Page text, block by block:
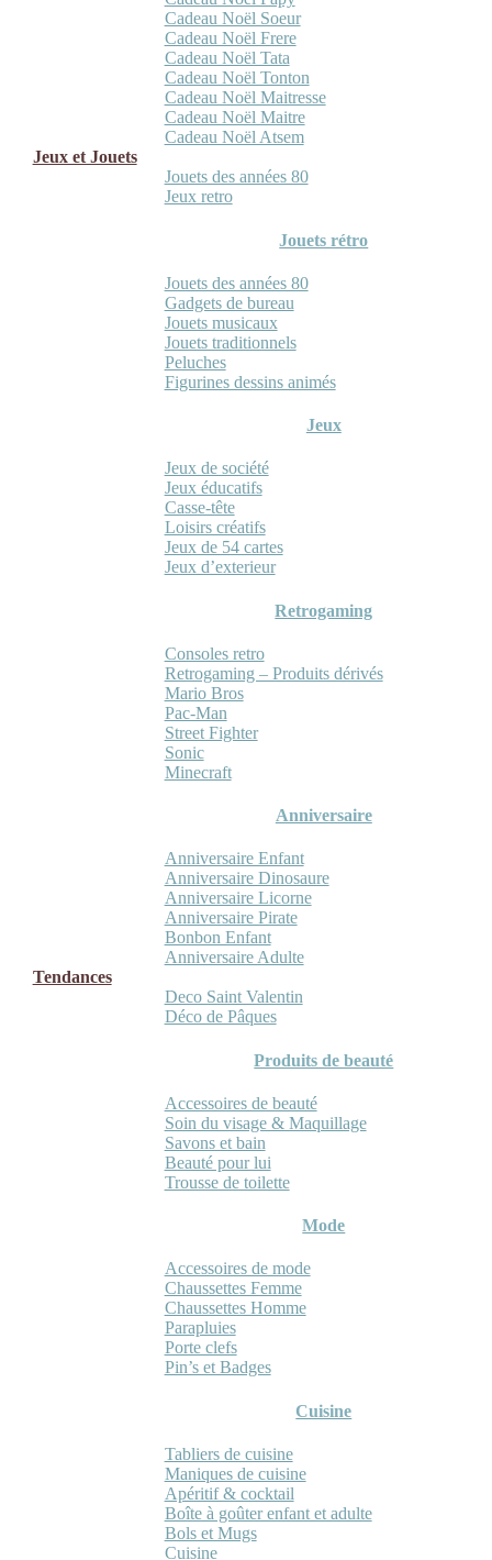
Cadeau Noël Soeur
Cadeau Noël Frere
Cadeau Noël Tata
Cadeau Noël Tonton
Cadeau Noël Maitresse
Cadeau Noël Maitre
Cadeau Noël Atsem
Jeux et Jouets
Jouets des années 80
Jeux retro
Jouets rétro
Jouets des années 80
Gadgets de bureau
Jouets musicaux
Jouets traditionnels
Peluches
Figurines dessins animés
Jeux
Jeux de société
Jeux éducatifs
Casse-tête
Loisirs créatifs
Jeux de 54 cartes
Jeux d’exterieur
Retrogaming
Consoles retro
Retrogaming – Produits dérivés
Mario Bros
Pac-Man
Street Fighter
Sonic
Minecraft
Anniversaire
Anniversaire Enfant
Anniversaire Dinosaure
Anniversaire Licorne
Anniversaire Pirate
Bonbon Enfant
Anniversaire Adulte
Tendances
Deco Saint Valentin
Déco de Pâques
Produits de beauté
Accessoires de beauté
Soin du visage & Maquillage
Savons et bain
Beauté pour lui
Trousse de toilette
Mode
Accessoires de mode
Chaussettes Femme
Chaussettes Homme
Parapluies
Porte clefs
Pin’s et Badges
Cuisine
Tabliers de cuisine
Maniques de cuisine
Apéritif & cocktail
Boîte à goûter enfant et adulte
Bols et Mugs
Cuisine